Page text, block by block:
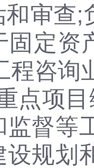
审查
固定资
程咨询
点项
监督等
规划